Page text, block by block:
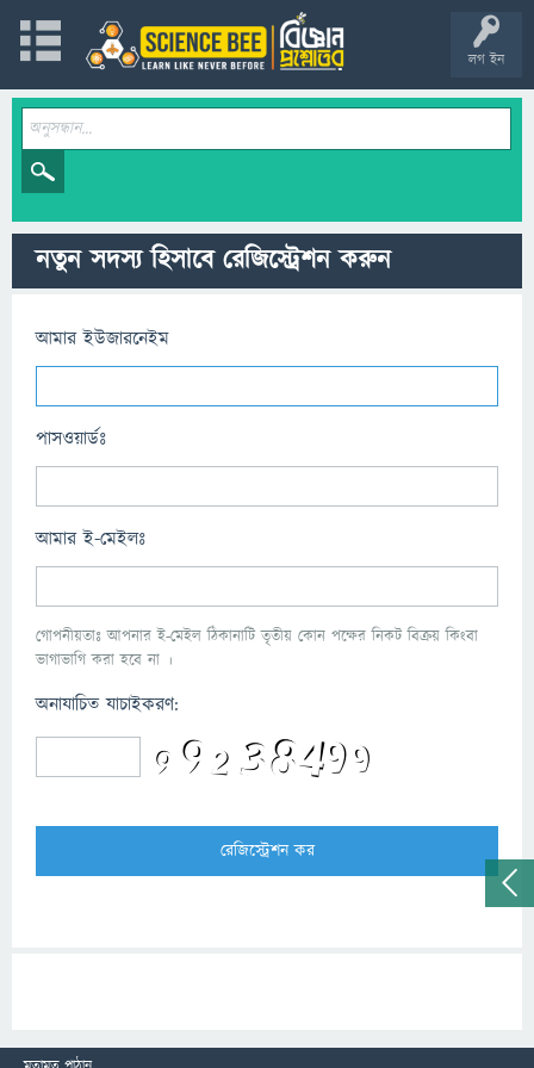
লগ ইন
নতুন সদস্য হিসাবে রেজিস্ট্রেশন করুন
আমার ইউজারনেইম
পাসওয়ার্ডঃ
আমার ই-মেইলঃ
গোপনীয়তাঃ আপনার ই-মেইল ঠিকানাটি তৃতীয় কোন পক্ষের নিকট বিক্রয় কিংবা
ভাগাভাগি করা হবে না ।
অনাযাচিত যাচাইকরণ: